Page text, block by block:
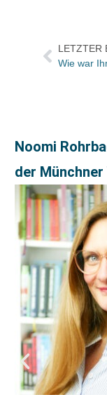
LETZTER
Noomi
der